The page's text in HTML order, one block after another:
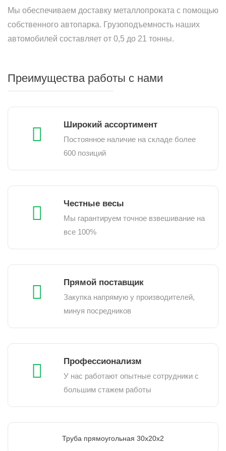
Мы обеспечиваем доставку металлопроката с помощью
собственного автопарка. Грузоподъемность наших
автомобилей составляет от 0,5 до 21 тонны.
Преимущества работы с нами
Широкий ассортимент
Постоянное наличие на складе более
600 позиций
Честные весы
Мы гарантируем точное взвешивание на
все 100%
Прямой поставщик
Закупка напрямую у производителей,
минуя посредников
Профессионализм
У нас работают опытные сотрудники с
большим стажем работы
Труба прямоугольная 30х20х2